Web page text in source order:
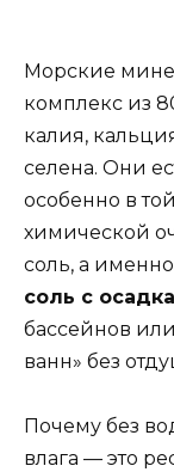
Морские
комплекс из
калия,
селена. Они
особенно в
химической
соль, а именно
соль с
бассейнов
ванн» без
Почему без
влага — это